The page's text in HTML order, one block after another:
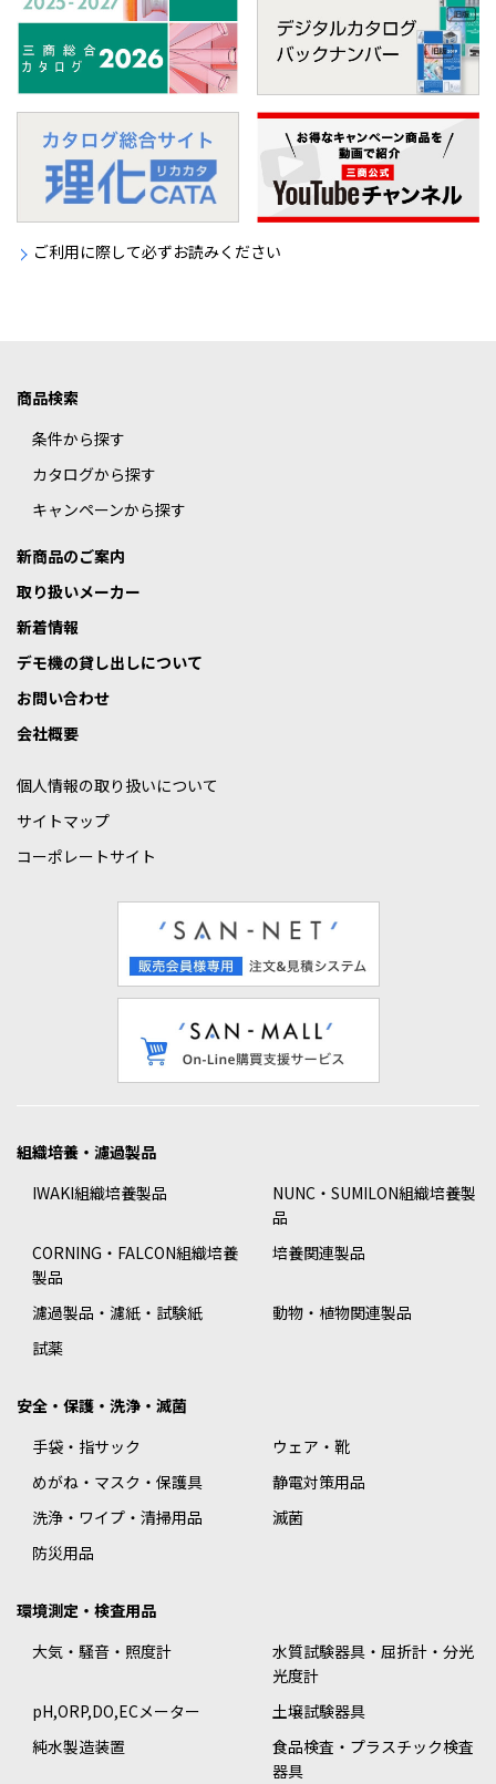
ご利用に際して必ずお読みください
商品検索
条件から探す
カタログから探す
キャンペーンから探す
新商品のご案内
取り扱いメーカー
新着情報
デモ機の貸し出しについて
お問い合わせ
会社概要
個人情報の取り扱いについて
サイトマップ
コーポレートサイト
組織培養・濾過製品
IWAKI組織培養製品
NUNC・SUMILON組織培養製
品
CORNING・FALCON組織培養
製品
培養関連製品
濾過製品・濾紙・試験紙
動物・植物関連製品
試薬
安全・保護・洗浄・滅菌
手袋・指サック
ウェア・靴
めがね・マスク・保護具
静電対策用品
洗浄・ワイプ・清掃用品
滅菌
防災用品
環境測定・検査用品
大気・騒音・照度計
水質試験器具・屈折計・分光
光度計
pH,ORP,DO,ECメーター
土壌試験器具
純水製造装置
食品検査・プラスチック検査
器具